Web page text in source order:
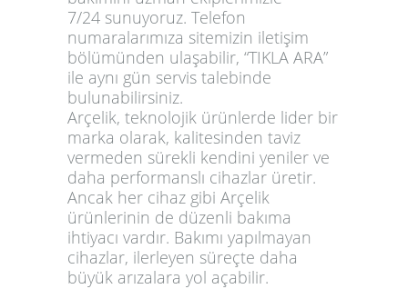
7/24 sunuyoruz. Telefon
numaralarımıza sitemizin iletişim
bölümünden ulaşabilir, “TIKLA ARA”
ile aynı gün servis talebinde
bulunabilirsiniz.
Arçelik, teknolojik ürünlerde lider bir
marka olarak, kalitesinden taviz
vermeden sürekli kendini yeniler ve
daha performanslı cihazlar üretir.
Ancak her cihaz gibi Arçelik
ürünlerinin de düzenli bakıma
ihtiyacı vardır. Bakımı yapılmayan
cihazlar, ilerleyen süreçte daha
büyük arızalara yol açabilir.